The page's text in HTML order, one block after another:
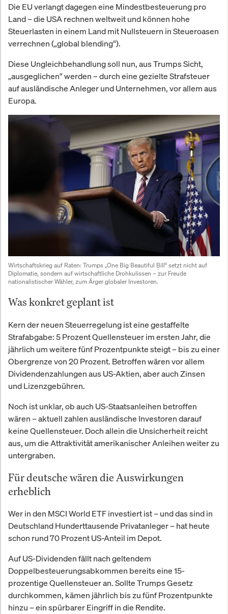
Die EU verlangt dagegen eine Mindestbesteuerung pro
Land – die USA rechnen weltweit und können hohe
Steuerlasten in einem Land mit Nullsteuern in Steueroasen
verrechnen („global blending“).
Diese Ungleichbehandlung soll nun, aus Trumps Sicht,
„ausgeglichen“ werden – durch eine gezielte Strafsteuer
auf ausländische Anleger und Unternehmen, vor allem aus
Europa.
Wirtschaftskrieg auf Raten: Trumps „One Big Beautiful Bill“ setzt nicht auf
Diplomatie, sondern auf wirtschaftliche Drohkulissen – zur Freude
nationalistischer Wähler, zum Ärger globaler Investoren.
Was konkret geplant ist
Kern der neuen Steuerregelung ist eine gestaffelte
Strafabgabe: 5 Prozent Quellensteuer im ersten Jahr, die
jährlich um weitere fünf Prozentpunkte steigt – bis zu einer
Obergrenze von 20 Prozent. Betroffen wären vor allem
Dividendenzahlungen aus US-Aktien, aber auch Zinsen
und Lizenzgebühren.
Noch ist unklar, ob auch US-Staatsanleihen betroffen
wären – aktuell zahlen ausländische Investoren darauf
keine Quellensteuer. Doch allein die Unsicherheit reicht
aus, um die Attraktivität amerikanischer Anleihen weiter zu
untergraben.
Für deutsche wären die Auswirkungen
erheblich
Wer in den MSCI World ETF investiert ist – und das sind in
Deutschland Hunderttausende Privatanleger – hat heute
schon rund 70 Prozent US-Anteil im Depot.
Auf US-Dividenden fällt nach geltendem
Doppelbesteuerungsabkommen bereits eine 15-
prozentige Quellensteuer an. Sollte Trumps Gesetz
durchkommen, kämen jährlich bis zu fünf Prozentpunkte
hinzu – ein spürbarer Eingriff in die Rendite.